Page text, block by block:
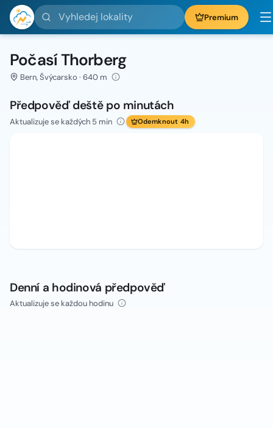
Vyhledej lokality Premium
Počasí Thorberg
Bern, Švýcarsko · 640 m
Předpověď deště po minutách
Aktualizuje se každých 5 min Odemknout 4h
Denní a hodinová předpověď
Aktualizuje se každou hodinu